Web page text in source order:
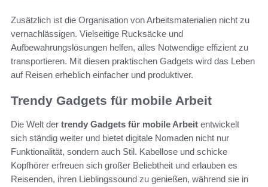
Zusätzlich ist die Organisation von Arbeitsmaterialien nicht zu
vernachlässigen. Vielseitige Rucksäcke und
Aufbewahrungslösungen helfen, alles Notwendige effizient zu
transportieren. Mit diesen praktischen Gadgets wird das Leben
auf Reisen erheblich einfacher und produktiver.
Trendy Gadgets für mobile Arbeit
Die Welt der trendy Gadgets für mobile Arbeit entwickelt
sich ständig weiter und bietet digitale Nomaden nicht nur
Funktionalität, sondern auch Stil. Kabellose und schicke
Kopfhörer erfreuen sich großer Beliebtheit und erlauben es
Reisenden, ihren Lieblingssound zu genießen, während sie in